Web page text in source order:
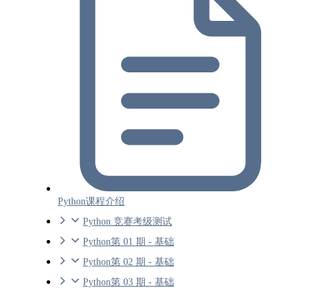
Python课程介绍
Python 竞赛考级测试
Python第 01 期 - 基础
Python第 02 期 - 基础
Python第 03 期 - 基础